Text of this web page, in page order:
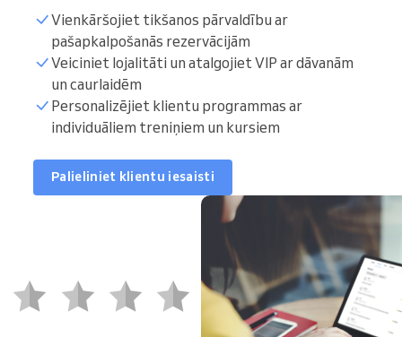
Vienkāršojiet tikšanos pārvaldību ar
pašapkalpošanās rezervācijām
Veiciniet lojalitāti un atalgojiet VIP ar dāvanām
un caurlaidēm
Personalizējiet klientu programmas ar
individuāliem treniņiem un kursiem
Palieliniet klientu iesaisti